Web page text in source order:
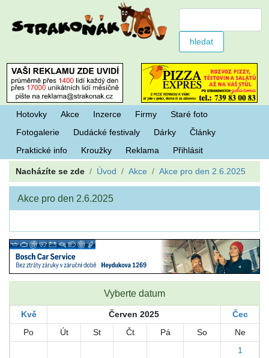
Hotovky Akce Inzerce Firmy
Staré foto
Fotogalerie
Dudácké festivaly Dárky
Články
Praktické info
Kroužky Reklama Přihlásit
Nacházíte se zde Úvod Akce Akce pro den 2.6.2025
Akce pro den 2.6.2025
Vyberte datum
Kvě Červen 2025
Čec
Po
Út St Čt Pá So
Ne
1